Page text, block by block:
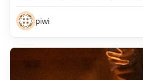
piwi